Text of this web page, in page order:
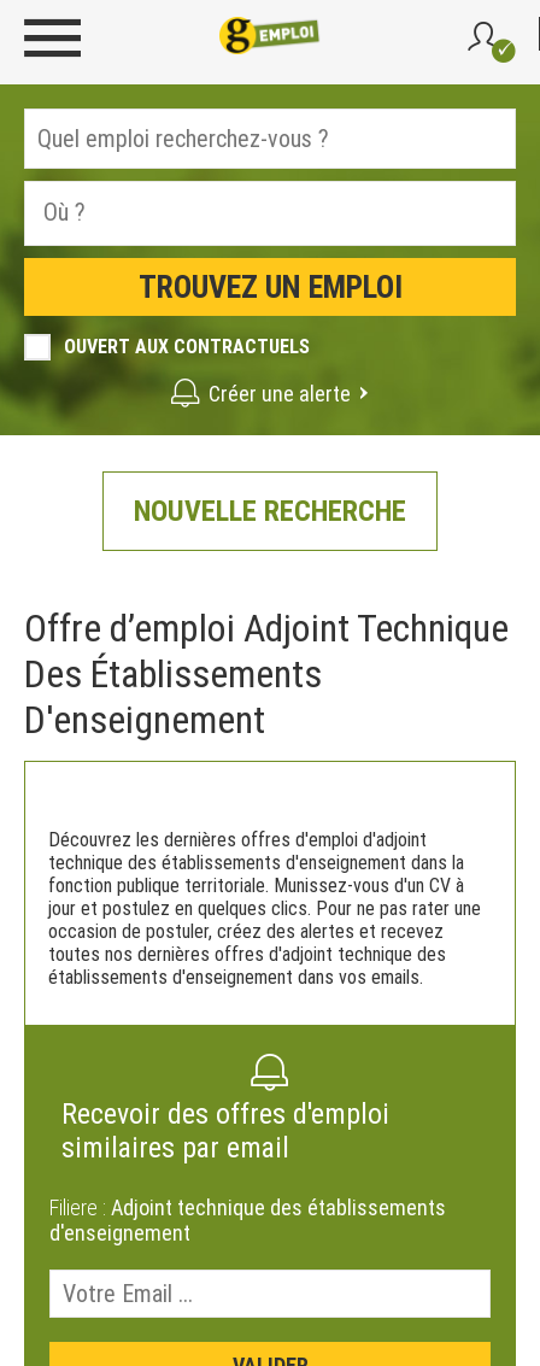
OUVERT AUX CONTRACTUELS
Créer une alerte
NOUVELLE RECHERCHE
Offre d’emploi Adjoint Technique
Des Établissements
D'enseignement
Découvrez les dernières offres d'emploi d'adjoint
technique des établissements d'enseignement dans la
fonction publique territoriale. Munissez-vous d'un CV à
jour et postulez en quelques clics. Pour ne pas rater une
occasion de postuler, créez des alertes et recevez
toutes nos dernières offres d'adjoint technique des
établissements d'enseignement dans vos emails.
Recevoir des offres d'emploi
similaires par email
Filiere : Adjoint technique des établissements
d'enseignement